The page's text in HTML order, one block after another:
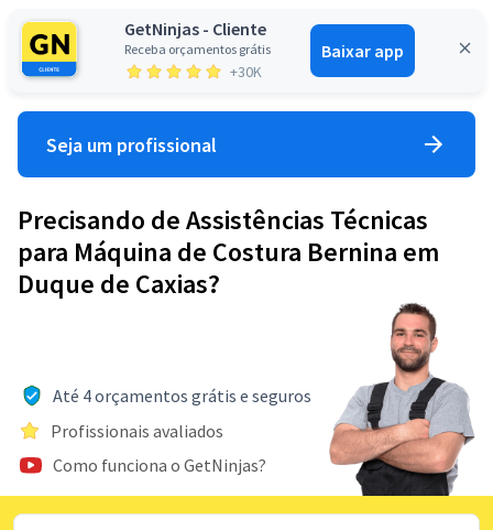
GetNinjas - Cliente
Receba orçamentos grátis
+30K
Baixar app
Entrar
Seja um profissional
Precisando de Assistências Técnicas
para Máquina de Costura Bernina em
Duque de Caxias?
Até 4 orçamentos grátis e seguros
Profissionais avaliados
Como funciona o GetNinjas?